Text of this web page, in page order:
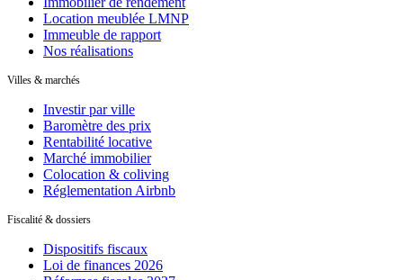
Location meublée LMNP
Immeuble de rapport
Nos réalisations
Villes & marchés
Investir par ville
Baromètre des prix
Rentabilité locative
Marché immobilier
Colocation & coliving
Réglementation Airbnb
Fiscalité & dossiers
Dispositifs fiscaux
Loi de finances 2026